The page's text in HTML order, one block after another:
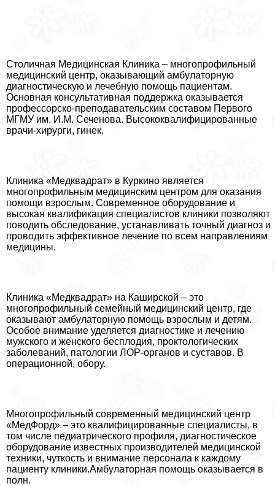
Столичная Медицинская Клиника – многопрофильный
медицинский центр, оказывающий амбулаторную
диагностическую и лечебную помощь пациентам.
Основная консультативная поддержка оказывается
профессорско-преподавательским составом Первого
МГМУ им. И.М. Сеченова. Высококвалифицированные
врачи-хирурги, гинек.
Клиника «Медквадрат» в Куркино является
многопрофильным медицинским центром для оказания
помощи взрослым. Современное оборудование и
высокая квалификация специалистов клиники позволяют
поводить обследование, устанавливать точный диагноз и
проводить эффективное лечение по всем направлениям
медицины.
Клиника «Медквадрат» на Каширской – это
многопрофильный семейный медицинский центр, где
оказывают амбулаторную помощь взрослым и детям.
Особое внимание уделяется диагностике и лечению
мужского и женского бесплодия, проктологических
заболеваний, патологии ЛОР-органов и суставов. В
операционной, обору.
Многопрофильный современный медицинский центр
«МедФорд» – это квалифицированные специалисты, в
том числе педиатрического профиля, диагностическое
оборудование известных производителей медицинской
техники, чуткость и внимание персонала к каждому
пациенту клиники.Амбулаторная помощь оказывается в
полн.